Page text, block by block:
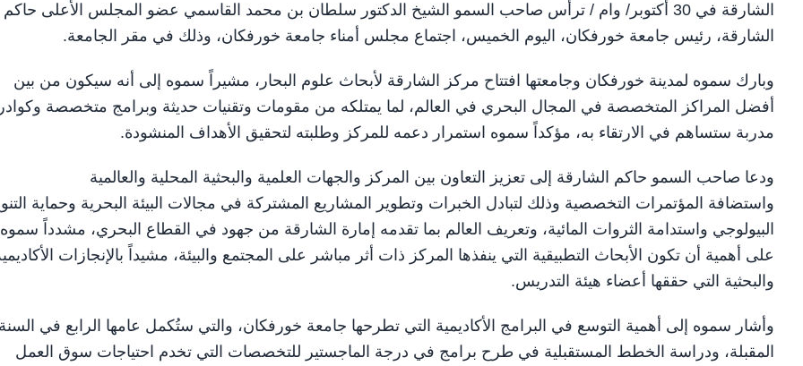
الشارقة في 30 أكتوبر/ وام / ترأس صاحب السمو الشيخ الدكتور سلطان بن محمد القاسمي عضو المجلس الأعلى حاكم
الشارقة، رئيس جامعة خورفكان، اليوم الخميس، اجتماع مجلس أمناء جامعة خورفكان، وذلك في مقر الجامعة.
وبارك سموه لمدينة خورفكان وجامعتها افتتاح مركز الشارقة لأبحاث علوم البحار، مشيراً سموه إلى أنه سيكون من بين
أفضل المراكز المتخصصة في المجال البحري في العالم، لما يمتلكه من مقومات وتقنيات حديثة وبرامج متخصصة
مدربة ستساهم في الارتقاء به، مؤكداً سموه استمرار دعمه للمركز وطلبته لتحقيق الأهداف المنشودة.
ودعا صاحب السمو حاكم الشارقة إلى تعزيز التعاون بين المركز والجهات العلمية والبحثية المحلية والعالمية
واستضافة المؤتمرات التخصصية وذلك لتبادل الخبرات وتطوير المشاريع المشتركة في مجالات البيئة البحرية وحماية
البيولوجي واستدامة الثروات المائية، وتعريف العالم بما تقدمه إمارة الشارقة من جهود في القطاع البحري، مشدداً سموه
على أهمية أن تكون الأبحاث التطبيقية التي ينفذها المركز ذات أثر مباشر على المجتمع والبيئة، مشيداً بالإنجازات
والبحثية التي حققها أعضاء هيئة التدريس.
وأشار سموه إلى أهمية التوسع في البرامج الأكاديمية التي تطرحها جامعة خورفكان، والتي ستُكمل عامها الرابع في
المقبلة، ودراسة الخطط المستقبلية في طرح برامج في درجة الماجستير للتخصصات التي تخدم احتياجات سوق العمل